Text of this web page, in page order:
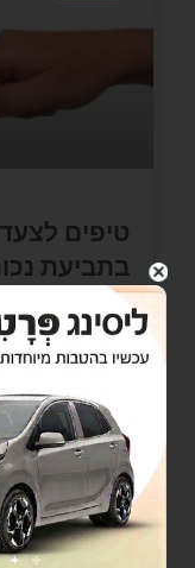
טיפים
בתביעת
פרשתם מצה"ל
לעצמכם ? -עכשיו
מסמך משפטי
READ MORE »
אוגוסט 8, 2024